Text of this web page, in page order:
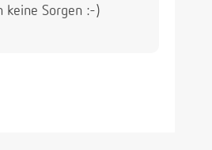
keine Sorgen :-)